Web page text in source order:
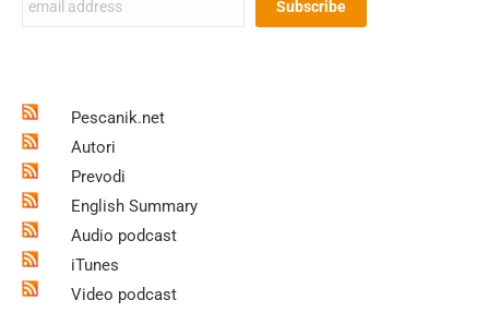
Pescanik.net
Autori
Prevodi
English Summary
Audio podcast
iTunes
Video podcast